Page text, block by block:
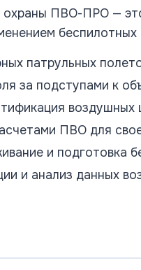
ПВО-ПРО —
патрульных
за подступами к
воздушных
ПВО для
и подготовка
и анализ данных